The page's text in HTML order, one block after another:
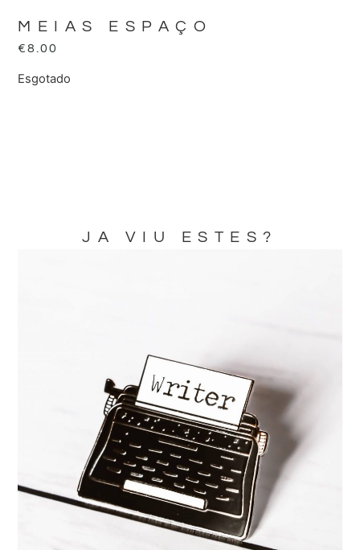
MEIAS ESPAÇO
€8.00
Esgotado
JA VIU ESTES?